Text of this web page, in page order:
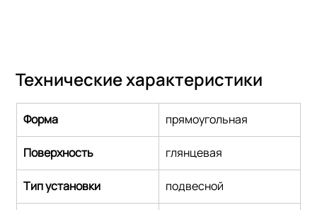
Технические характеристики
Форма прямоугольная
Поверхность глянцевая
Тип установки подвесной